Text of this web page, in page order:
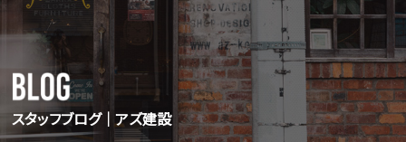
スタッフブログ│アズ建設